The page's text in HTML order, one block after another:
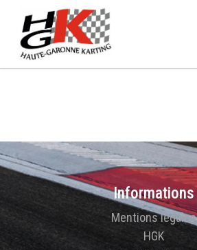
Informations
Mentions légales
HGK